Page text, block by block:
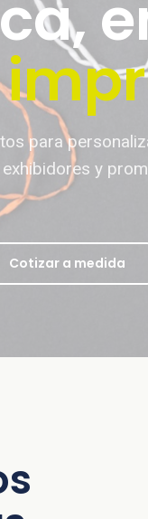
para
y
Cotizar a medida